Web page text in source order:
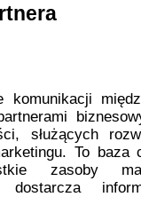
komunikacji
służących
To baza
zasoby
dostarcza